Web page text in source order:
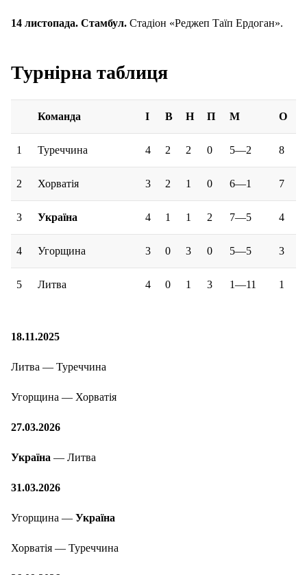
14 листопада. Стамбул. Стадіон «Реджеп Таїп Ердоган».
Турнірна таблиця
Команда І В Н П М О
1 Туреччина 4 2 2 0 5—2 8
2 Хорватія 3 2 1 0 6—1 7
3 Україна 4 1 1 2 7—5 4
4 Угорщина 3 0 3 0 5—5 3
5 Литва 4 0 1 3 1—11 1
18.11.2025
Литва — Туреччина
Угорщина — Хорватія
27.03.2026
Україна — Литва
31.03.2026
Угорщина — Україна
Хорватія — Туреччина